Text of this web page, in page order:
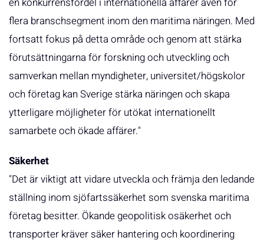
flera branschsegment inom den maritima näringen. Med
fortsatt fokus på detta område och genom att stärka
förutsättningarna för forskning och utveckling och
samverkan mellan myndigheter, universitet/högskolor
och företag kan Sverige stärka näringen och skapa
ytterligare möjligheter för utökat internationellt
samarbete och ökade affärer."
Säkerhet
"Det är viktigt att vidare utveckla och främja den ledande
ställning inom sjöfartssäkerhet som svenska maritima
företag besitter. Ökande geopolitisk osäkerhet och
transporter kräver säker hantering och koordinering